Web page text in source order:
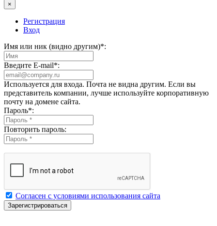
×
Регистрация
Вход
Имя или ник (видно другим)*:
Введите E-mail*:
Используется для входа. Почта не видна другим. Если вы
представитель компании, лучше используйте корпоративную
почту на домене сайта.
Пароль*:
Повторить пароль:
Согласен с условиями использования сайта